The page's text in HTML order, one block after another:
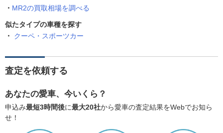
MR2の買取相場を調べる
似たタイプの車種を探す
クーペ・スポーツカー
査定を依頼する
あなたの愛車、今いくら？
申込み最短3時間後に最大20社から愛車の査定結果をWebでお知ら
せ！